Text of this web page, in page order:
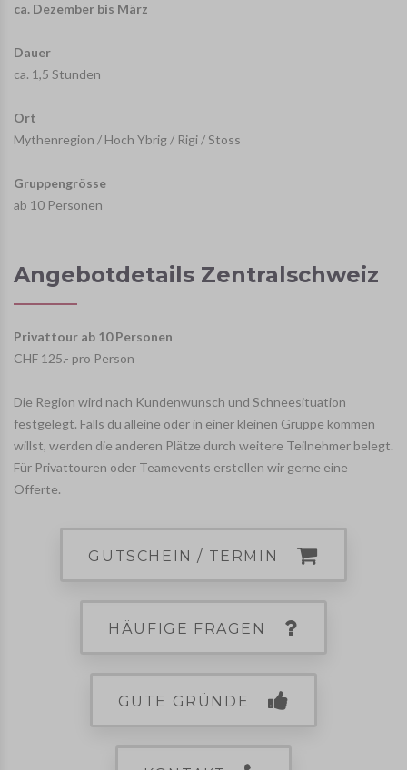
ca. Dezember bis März
Dauer
ca. 1,5 Stunden
Ort
Mythenregion / Hoch Ybrig / Rigi / Stoss
Gruppengrösse
ab 10 Personen
Angebotdetails Zentralschweiz
Privattour ab 10 Personen
CHF 125.- pro Person
Die Region wird nach Kundenwunsch und Schneesituation
festgelegt. Falls du alleine oder in einer kleinen Gruppe kommen
willst, werden die anderen Plätze durch weitere Teilnehmer belegt.
Für Privattouren oder Teamevents erstellen wir gerne eine
Offerte.
GUTSCHEIN / TERMIN
HÄUFIGE FRAGEN
GUTE GRÜNDE